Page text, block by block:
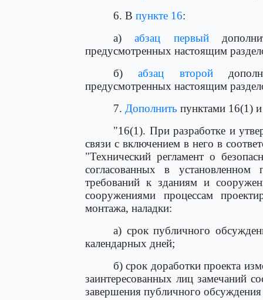
6. В пункте 16:
а)абзац первый
предусмотренных настоящим
б)абзац второй
предусмотренных настоящим
7. Дополнить пунктами 16(1)
"16(1). При разработке и
связи с включением в него в
"Технический регламент о
согласованных в установленном
требований к зданиям и
сооружениями процессам
монтажа, наладки:
а) срок публичного
календарных дней;
б) срок доработки проекта
заинтересованных лиц замечаний
завершения публичного